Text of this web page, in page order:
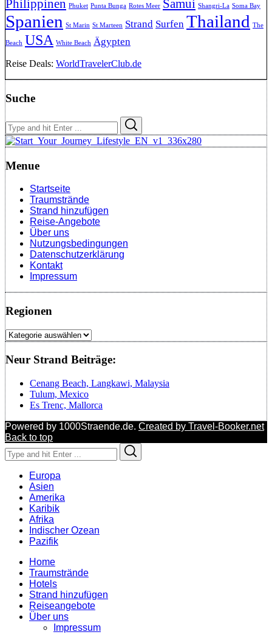
Philippinen Phuket Punta Bunga Rotes Meer Samui Shangri-La Soma Bay
Spanien St Marin St Marteen Strand Surfen Thailand The
Beach USA White Beach Ägypten
Reise Deals: WorldTravelerClub.de
Suche
Search
for:
Menue
Startseite
Traumstrände
Strand hinzufügen
Reise-Angebote
Über uns
Nutzungsbedingungen
Datenschutzerklärung
Kontakt
Impressum
Regionen
Regionen
Neur Strand Beiträge:
Cenang Beach, Langkawi, Malaysia
Tulum, Mexico
Es Trenc, Mallorca
Powered by 1000Straende.de. Created by Travel-Booker.net
Back to top
Search
for:
Europa
Asien
Amerika
Karibik
Afrika
Indischer Ozean
Pazifik
Home
Traumstrände
Hotels
Strand hinzufügen
Reiseangebote
Über uns
Impressum